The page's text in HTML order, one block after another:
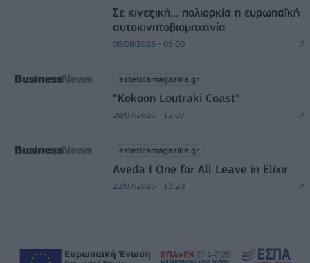
Σε κινεζική… πολιορκία η ευρωπαϊκή
αυτοκινητοβιομηχανία
06/08/2026 - 05:00
esteticamagazine.gr
“Kokoon Loutraki Coast”
28/07/2026 - 12:07
esteticamagazine.gr
Aveda I One for All Leave in Elixir
22/07/2026 - 13:20